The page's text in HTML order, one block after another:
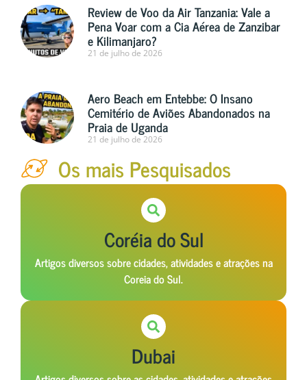
Review de Voo da Air Tanzania: Vale a
Pena Voar com a Cia Aérea de Zanzibar
e Kilimanjaro?
21 de julho de 2026
Aero Beach em Entebbe: O Insano
Cemitério de Aviões Abandonados na
Praia de Uganda
21 de julho de 2026
Os mais Pesquisados
Coréia do Sul
Artigos diversos sobre cidades, atividades e atrações na
Coreia do Sul.
Dubai